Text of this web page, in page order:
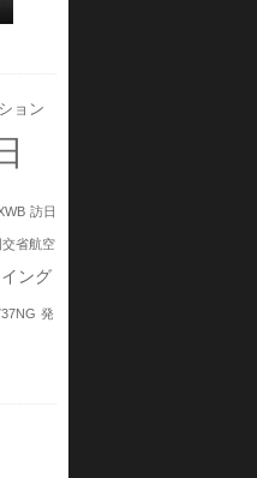
ョン
訪日
交省航空
ング
発